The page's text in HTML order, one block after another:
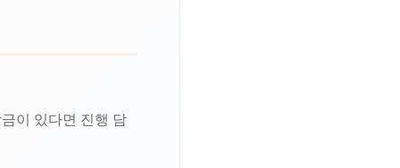
이 있다면 진행 담